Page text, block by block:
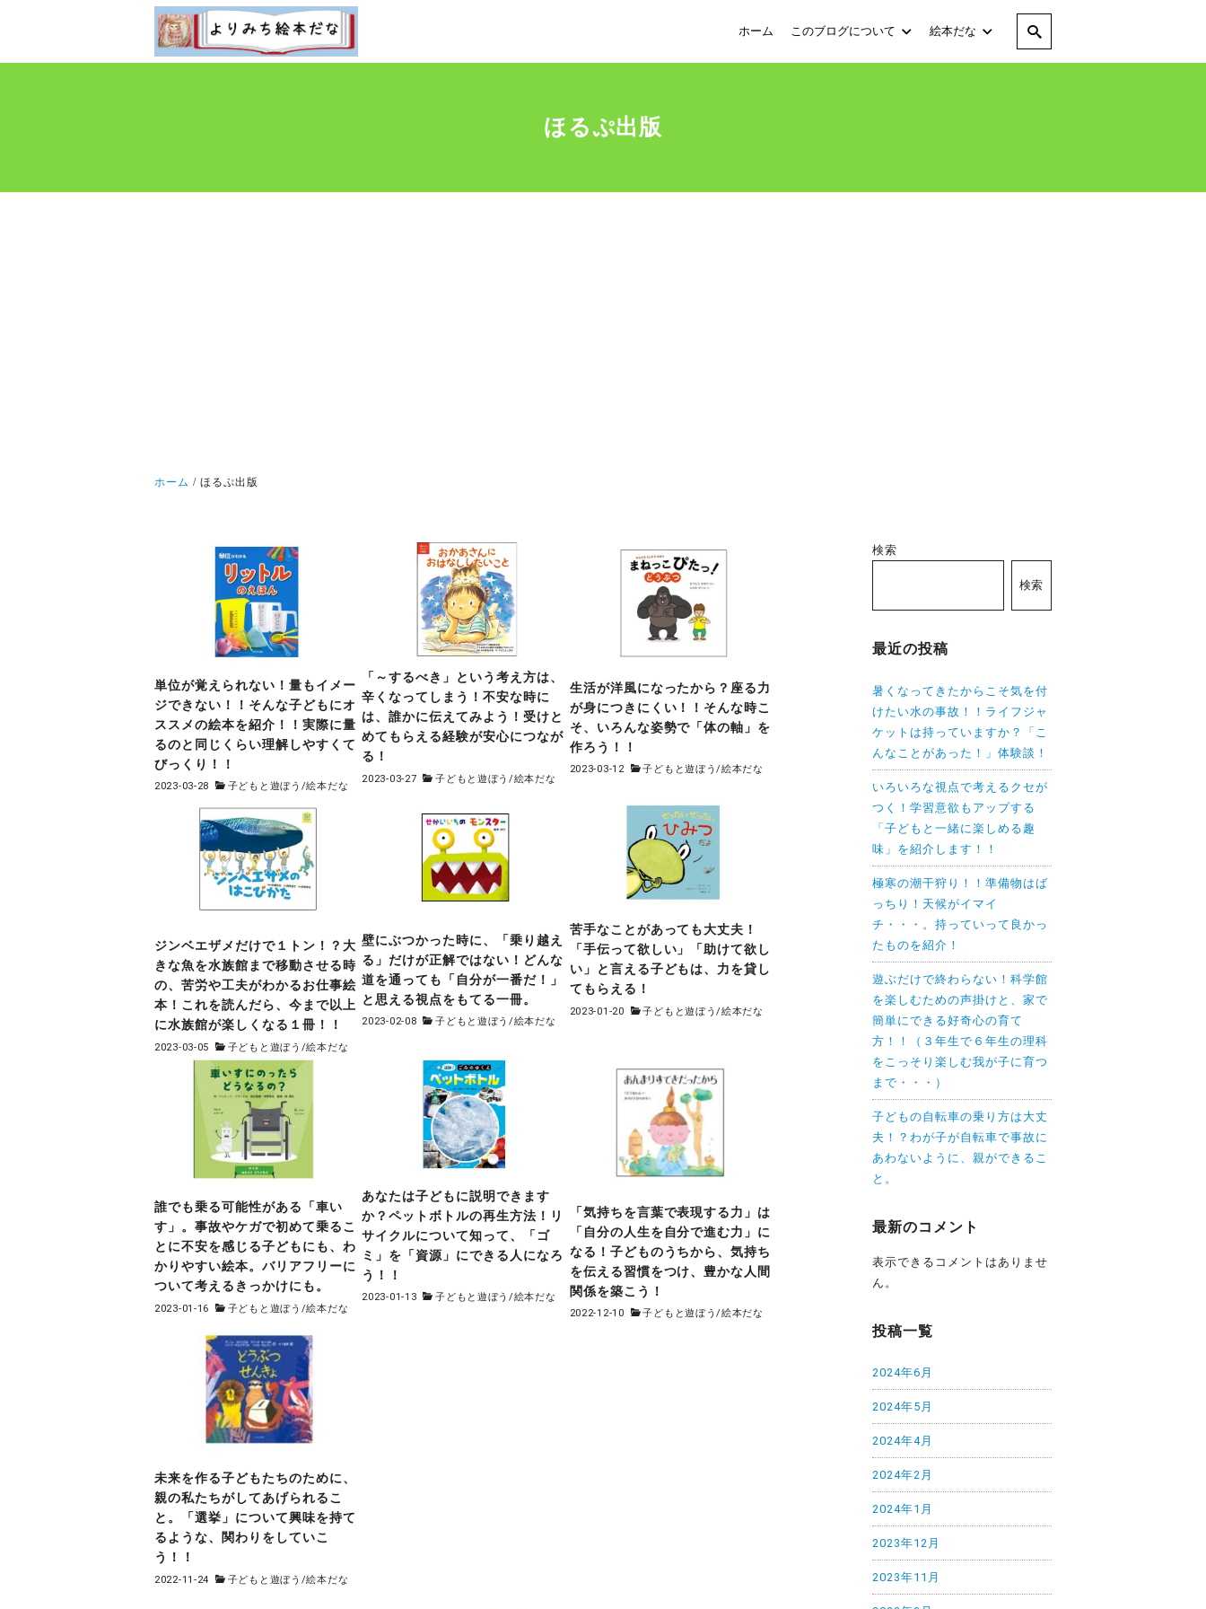
ホーム このブログについて 絵本だな
ほるぷ出版
ホーム ほるぷ出版
単位が覚えられない！量もイメー
ジできない！！そんな子どもにオ
ススメの絵本を紹介！！実際に量
るのと同じくらい理解しやすくて
びっくり！！
2023-03-28 子どもと遊ぼう /絵本だな
「～するべき」という考え方は、
辛くなってしまう！不安な時に
は、誰かに伝えてみよう！受けと
めてもらえる経験が安心につなが
る！
2023-03-27 子どもと遊ぼう/絵本だな
生活が洋風になったから？座る力
が身につきにくい！！そんな時こ
そ、いろんな姿勢で「体の軸」を
作ろう！！
2023-03-12 子どもと遊ぼう/絵本だな
ジンベエザメだけで１トン！？大
きな魚を水族館まで移動させる時
の、苦労や工夫がわかるお仕事絵
本！これを読んだら、今まで以上
に水族館が楽しくなる１冊！！
2023-03-05 子どもと遊ぼう /絵本だな
壁にぶつかった時に、「乗り越え
る」だけが正解ではない！どんな
道を通っても「自分が一番だ！」
と思える視点をもてる一冊。
2023-02-08 子どもと遊ぼう/絵本だな
苦手なことがあっても大丈夫！
「手伝って欲しい」「助けて欲し
い」と言える子どもは、力を貸し
てもらえる！
2023-01-20 子どもと遊ぼう/絵本だな
誰でも乗る可能性がある「車い
す」。事故やケガで初めて乗るこ
とに不安を感じる子どもにも、わ
かりやすい絵本。バリアフリーに
ついて考えるきっかけにも。
2023-01-16 子どもと遊ぼう /絵本だな
あなたは子どもに説明できます
か？ペットボトルの再生方法！リ
サイクルについて知って、「ゴ
ミ」を「資源」にできる人になろ
う！！
2023-01-13 子どもと遊ぼう/絵本だな
「気持ちを言葉で表現する力」は
「自分の人生を自分で進む力」に
なる！子どものうちから、気持ち
を伝える習慣をつけ、豊かな人間
関係を築こう！
2022-12-10 子どもと遊ぼう/絵本だな
未来を作る子どもたちのために、
親の私たちがしてあげられるこ
と。「選挙」について興味を持て
るような、関わりをしていこ
う！！
2022-11-24 子どもと遊ぼう /絵本だな
検索
検索
最近の投稿
暑くなってきたからこそ気を付
けたい水の事故！！ライフジャ
ケットは持っていますか？「こ
んなことがあった！」体験談！
いろいろな視点で考えるクセが
つく！学習意欲もアップする
「子どもと一緒に楽しめる趣
味」を紹介します！！
極寒の潮干狩り！！準備物はば
っちり！天候がイマイ
チ・・・。持っていって良かっ
たものを紹介！
遊ぶだけで終わらない！科学館
を楽しむための声掛けと、家で
簡単にできる好奇心の育て
方！！（３年生で６年生の理科
をこっそり楽しむ我が子に育つ
まで・・・）
子どもの自転車の乗り方は大丈
夫！？わが子が自転車で事故に
あわないように、親ができるこ
と。
最新のコメント
表示できるコメントはありませ
ん。
投稿一覧
2024年6月
2024年5月
2024年4月
2024年2月
2024年1月
2023年12月
2023年11月